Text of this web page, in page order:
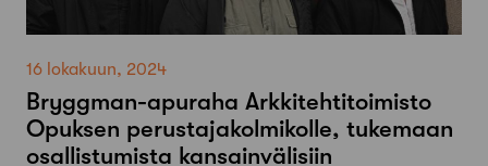
16 lokakuun, 2024
Bryggman-apuraha Arkkitehtitoimisto
Opuksen perustajakolmikolle, tukemaan
osallistumista kansainvälisiin